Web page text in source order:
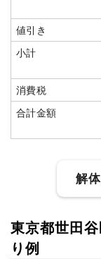
木造住宅102坪2
て
養生費
土間コンクリート
アスベスト撤去
アスベスト撤去
値引き
小計
消費税
合計金額
解
建物の種類/構
東京都世田
り例